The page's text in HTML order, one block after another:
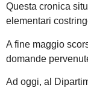
Questa cronica
elementari
A fine maggio
domande
Ad oggi, al